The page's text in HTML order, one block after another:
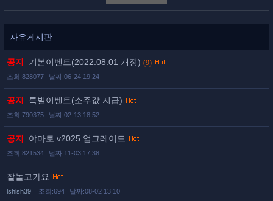
자유게시판
공지 기본이벤트(2022.08.01 개정) (9)
조회:828077 날짜:06-24 19:24
공지 특별이벤트(소주값 지급)
조회:790375 날짜:02-13 18:52
공지 야마토 v2025 업그레이드
조회:821534 날짜:11-03 17:38
잘놀고가요
lshlsh39 조회:694 날짜:08-02 13:10